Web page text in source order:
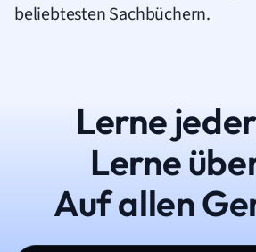
beliebtesten Sachbüchern.
Lerne
Lerne
Auf allen